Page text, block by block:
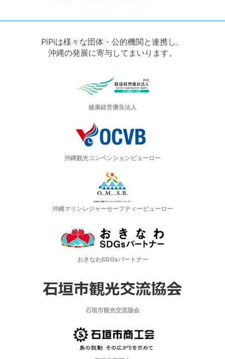
PiPiは様々な団体・公的機関と連携し、
沖縄の発展に寄与してまいります。
健康経営優良法人
沖縄観光コンベンションビューロー
沖縄マリンレジャーセーフティービューロー
おきなわSDGsパートナー
石垣市観光交流協会